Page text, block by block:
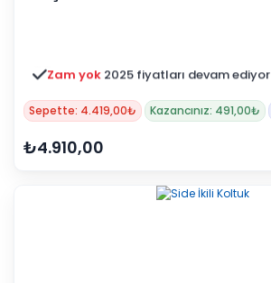
Zam yok 2025 fiyatları devam ediyor
Sepette: 4.419,00₺ Kazancınız: 491,00₺
₺4.910,00